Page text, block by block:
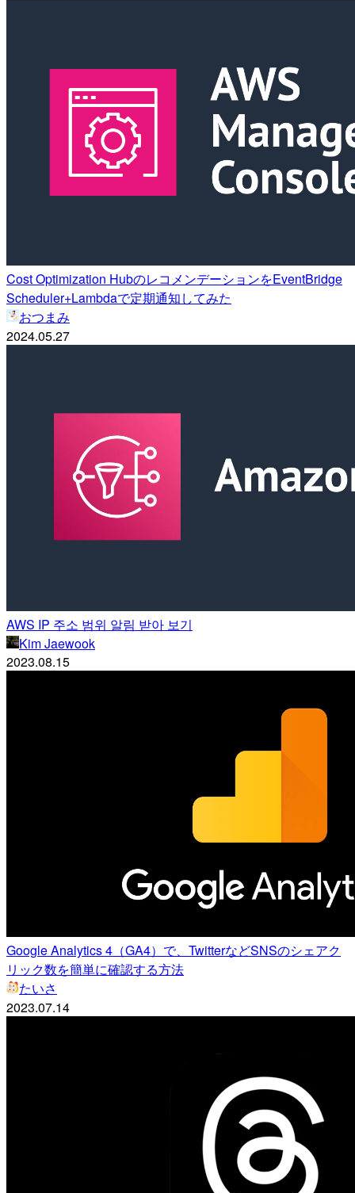
Cost Optimization HubのレコメンデーションをEventBridge
Scheduler+Lambdaで定期通知してみた
おつまみ
2024.05.27
AWS IP 주소 범위 알림 받아 보기
Kim Jaewook
2023.08.15
Google Analytics 4（GA4）で、TwitterなどSNSのシェアク
リック数を簡単に確認する方法
たいさ
2023.07.14